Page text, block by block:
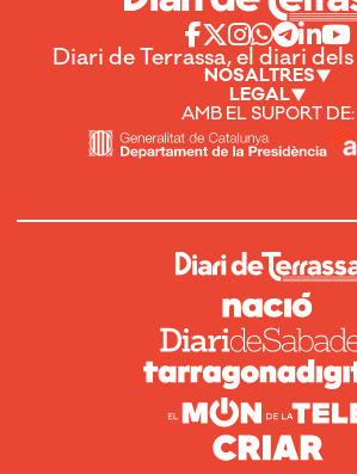
Diari de Terrassa, el diari
NOSALTRES
LEGAL
AMB EL SUPORT DE: